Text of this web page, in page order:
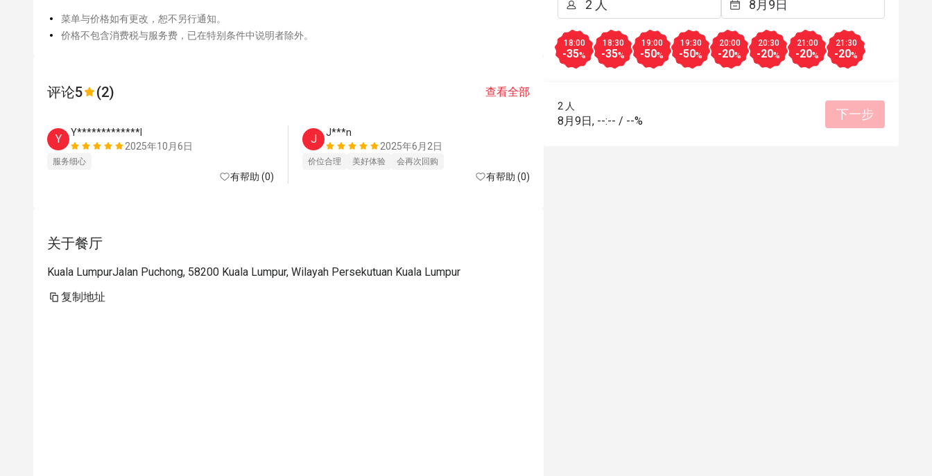
菜单与价格如有更改，恕不另行通知。
价格不包含消费税与服务费，已在特别条件中说明者除外。
评论5 (2) 查看全部
Y
Y*************l
2025年10月6日
服务细心
有帮助 (0)
J
J***n
2025年6月2日
价位合理 美好体验 会再次回购
有帮助 (0)
关于餐厅
Kuala LumpurJalan Puchong, 58200 Kuala Lumpur, Wilayah Persekutuan Kuala Lumpur
复制地址
18:00
-35%
18:30
-35%
19:00
-50%
19:30
-50%
20:00
-20%
20:30
-20%
21:00
-20%
21:30
-20%
2 人
8月9日 , --:-- / --% 下一步